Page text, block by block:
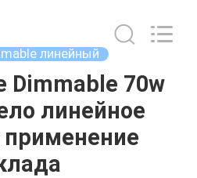
линейный
Dimmable 70w
линейное